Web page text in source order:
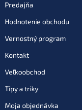
Predajňa
Hodnotenie obchodu
Vernostný program
Kontakt
Veľkoobchod
Tipy a triky
Moja objednávka